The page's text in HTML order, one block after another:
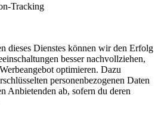
Tracking
dieses Dienstes können wir den Erfolg
besser nachvollziehen,
optimieren. Dazu
personenbezogenen Daten
Anbietenden ab, sofern du deren